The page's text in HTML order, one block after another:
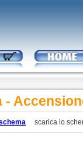
scarica lo